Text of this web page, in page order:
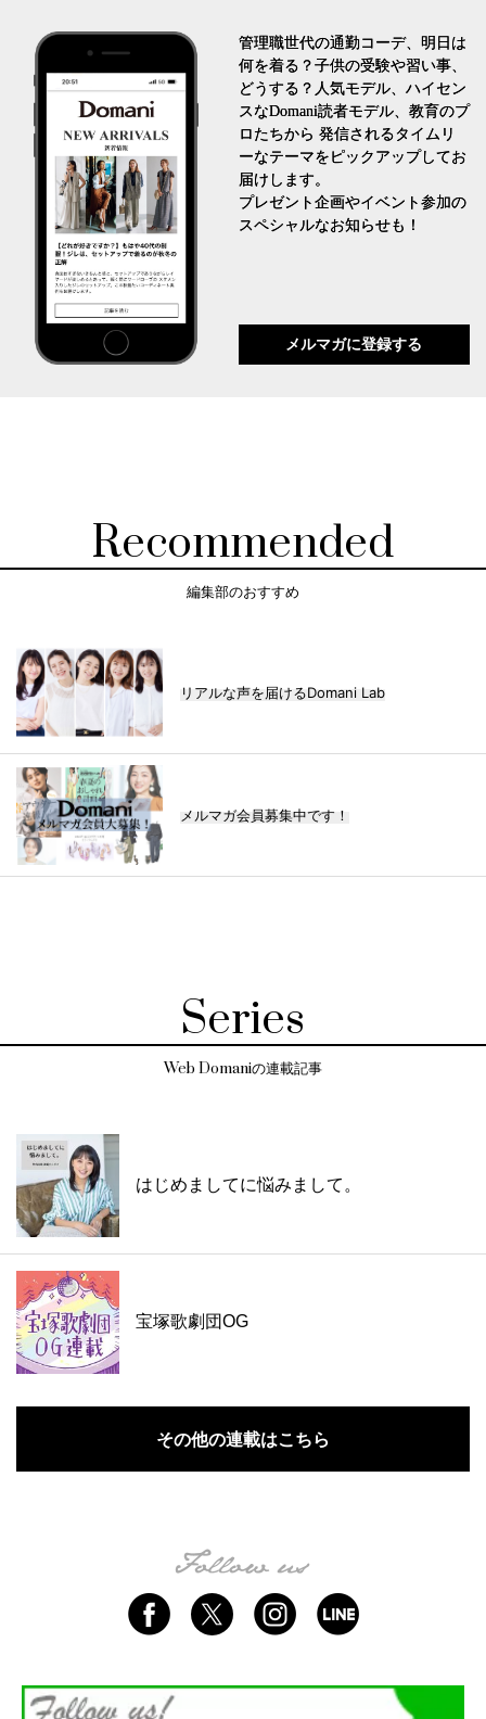
管理職世代の通勤コーデ、明日は
何を着る？子供の受験や習い事、
どうする？人気モデル、ハイセン
スなDomani読者モデル、教育のプ
ロたちから 発信されるタイムリ
ーなテーマをピックアップしてお
届けします。
プレゼント企画やイベント参加の
スペシャルなお知らせも！
メルマガに登録する
Recommended
編集部のおすすめ
リアルな声を届けるDomani Lab
メルマガ会員募集中です！
Series
Web Domaniの連載記事
はじめましてに悩みまして。
宝塚歌劇団OG
その他の連載はこちら